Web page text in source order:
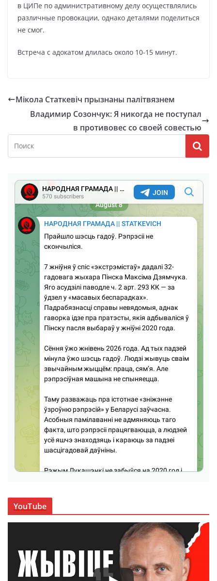
в ЦИПе по административному делу осуществлялись
различные провокации, однако деталями поделиться
не смог.
Встреча с адокатом длилась около 10-15 минут.
Мікола Статкевіч прызнаны палітвязнем
Владимир Созончук: Я никогда не поступал
в противовес со своей совестью
YouTube